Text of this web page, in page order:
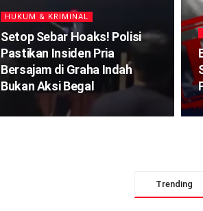
HUKUM & KRIMINAL
Setop Sebar Hoaks! Polisi
Pastikan Insiden Pria
Bersajam di Graha Indah
Bukan Aksi Begal
Trending